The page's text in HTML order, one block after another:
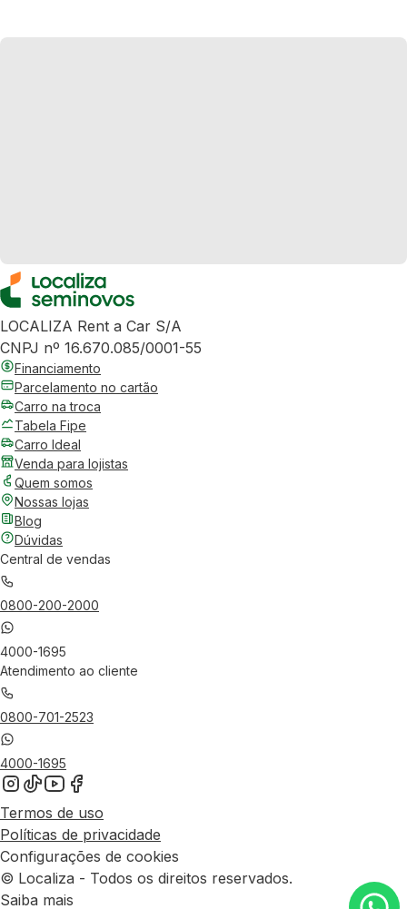
LOCALIZA Rent a Car S/A
CNPJ nº 16.670.085/0001-55
Financiamento
Parcelamento no cartão
Carro na troca
Tabela Fipe
Carro Ideal
Venda para lojistas
Quem somos
Nossas lojas
Blog
Dúvidas
Central de vendas
0800-200-2000
4000-1695
Atendimento ao cliente
0800-701-2523
4000-1695
Termos de uso
Políticas de privacidade
Configurações de cookies
© Localiza - Todos os direitos reservados.
Saiba mais